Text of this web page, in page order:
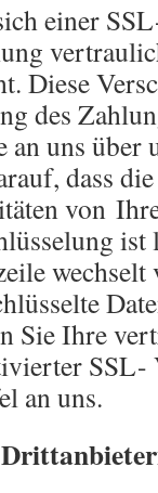
einer
Diese
des
uns über
dass
von
wechselt
Sie Ihre
SSL-
an uns.